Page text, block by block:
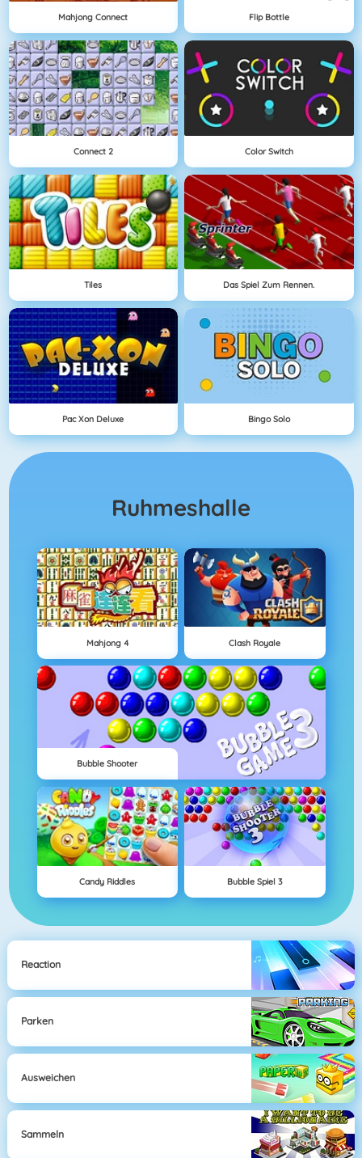
Mahjong Connect Flip Bottle
Connect 2 Color Switch
Tiles Das Spiel Zum Rennen.
Pac Xon Deluxe Bingo Solo
Ruhmeshalle
Mahjong 4 Clash Royale
Bubble Shooter
Candy Riddles Bubble Spiel 3
Reaction
Parken
Ausweichen
Sammeln